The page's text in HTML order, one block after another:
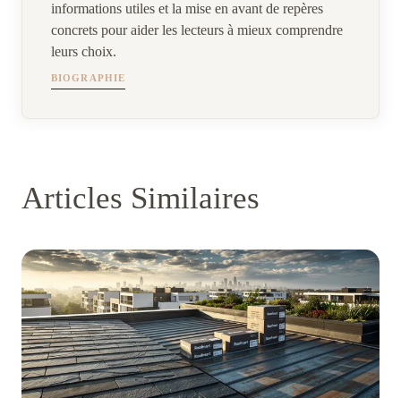
informations utiles et la mise en avant de repères
concrets pour aider les lecteurs à mieux comprendre
leurs choix.
BIOGRAPHIE
Articles Similaires